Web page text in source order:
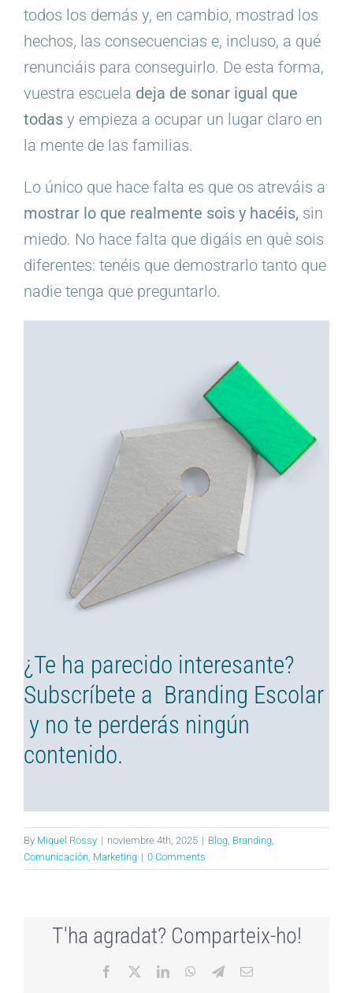
todos los demás y, en cambio, mostrad los
hechos, las consecuencias e, incluso, a qué
renunciáis para conseguirlo. De esta forma,
vuestra escuela deja de sonar igual que
todasy empieza a ocupar un lugar claro en
la mente de las familias.
Lo único que hace falta es que os atreváis a
mostrar lo que realmente sois y hacéis, sin
miedo. No hace falta que digáis en què sois
diferentes: tenéis que demostrarlo tanto que
nadie tenga que preguntarlo.
¿Te ha parecido interesante?
Subscríbete a Branding Escolar
y no te perderás ningún
contenido.
By Miquel Rossy | noviembre 4th, 2025 | Blog, Branding,
Comunicación, Marketing | 0 Comments
T'ha agradat? Comparteix-ho!
Facebook LinkedInWhatsApp
TelegramEmail